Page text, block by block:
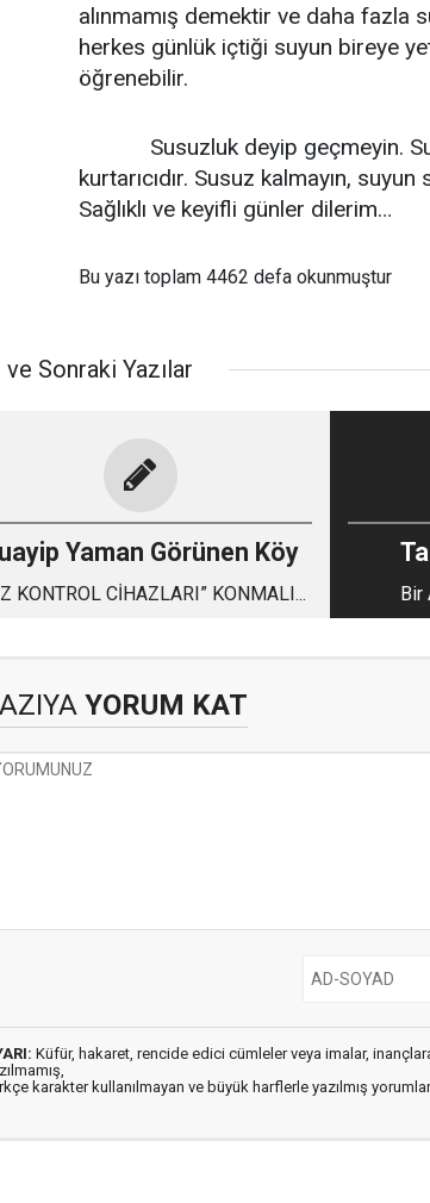
alınmamış demektir ve daha fazla
herkes günlük içtiği suyun bireye
öğrenebilir.
Susuzluk deyip geçmeyin. Su,
kurtarıcıdır. Susuz kalmayın, suyun
Sağlıklı ve keyifli günler
Bu yazı toplam 4462 defa okunmuştur
Sonraki Yazılar
Yaman Görünen Köy
KONTROL CİHAZLARI” KONMALI... Bir
YORUM KAT
Küfür, hakaret, rencide edici cümleler veya imalar,
karakter kullanılmayan ve büyük harflerle yazılmış